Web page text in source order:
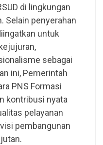
di lingkungan
Selain penyerahan
untuk
sebagai
ini, Pemerintah
PNS Formasi
kontribusi nyata
pelayanan
pembangunan